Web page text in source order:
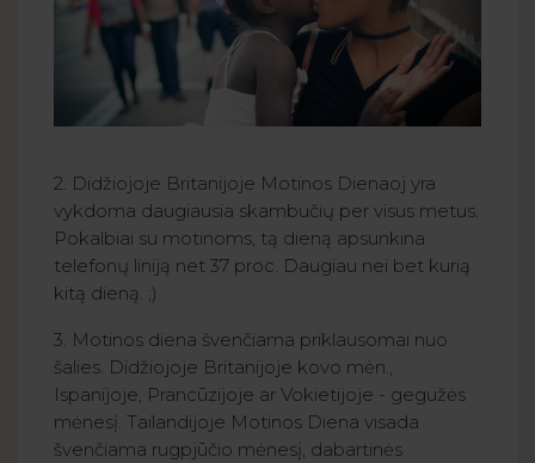
2. Didžiojoje Britanijoje Motinos Dienaoj yra
vykdoma daugiausia skambučių per visus metus.
Pokalbiai su motinoms, tą dieną apsunkina
telefonų liniją net 37 proc. Daugiau nei bet kurią
kitą dieną. ;)
3. Motinos diena švenčiama priklausomai nuo
šalies. Didžiojoje Britanijoje kovo mėn.,
Ispanijoje, Prancūzijoje ar Vokietijoje - gegužės
mėnesį. Tailandijoje Motinos Diena visada
švenčiama rugpjūčio mėnesį, dabartinės